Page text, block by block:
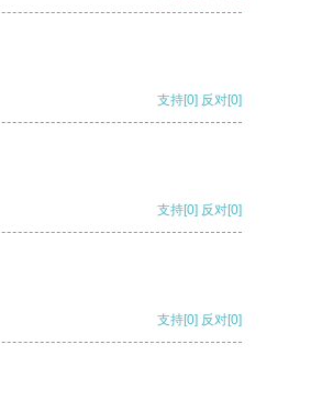
支持[0] 反对[0]
支持[0] 反对[0]
支持[0] 反对[0]